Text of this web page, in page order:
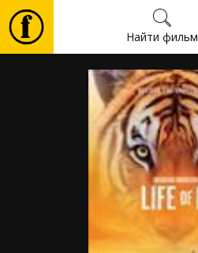
Найти фильм
Фильмы
Билеты
Культура
Мероприятия